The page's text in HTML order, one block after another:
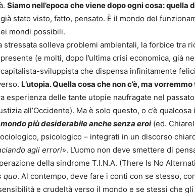
Siamo nell’epoca che viene dopo ogni cosa:
stato visto, fatto, pensato. È il mondo del
mondi possibili.
stressata solleva problemi ambientali, la forbice tra
(e molti, dopo l’ultima crisi economica, già
sviluppista che dispensa infinitamente
L’utopia. Quella cosa che non c’è, ma
esperienza delle tante utopie naufragate nel
all’Occidente). Ma è solo questo, o c’è qualcosa
più desiderabile anche senza eroi(ed.
psicologico – integrati in un discorso
agli errori». L’uomo non deve smettere di
della sindrome T.I.N.A. (There Is No
quo. Al contempo, deve fare i conti con se stesso,
e crudeltà verso il mondo e se stessi che